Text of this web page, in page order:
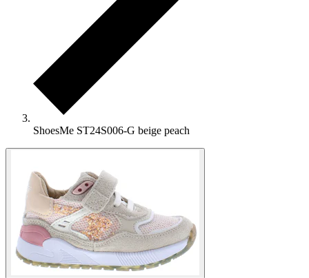
ShoesMe ST24S006-G beige peach